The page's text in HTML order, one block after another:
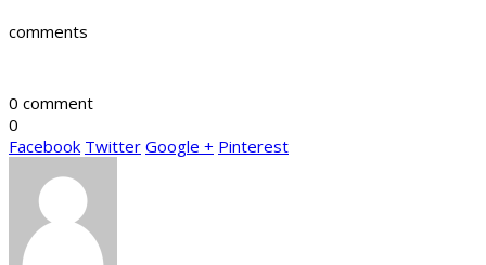
comments
0 comment
0
Facebook Twitter Google + Pinterest